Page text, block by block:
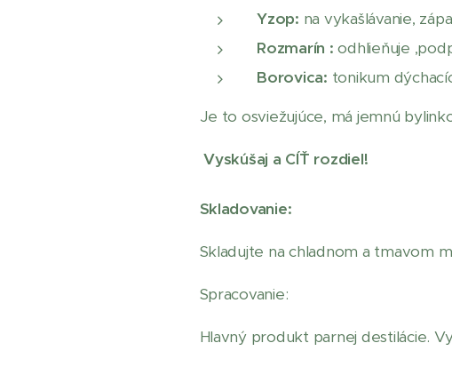
Yzop: na vykašlávanie,
Rozmarín :odhlieňuje
Borovica: tonikum
Je to osviežujúce, má jemnú
Vyskúšaj a CÍŤ rozdiel!
Skladovanie:
Skladujte na chladnom a tmavom
Spracovanie:
Hlavný produkt parnej destilácie.